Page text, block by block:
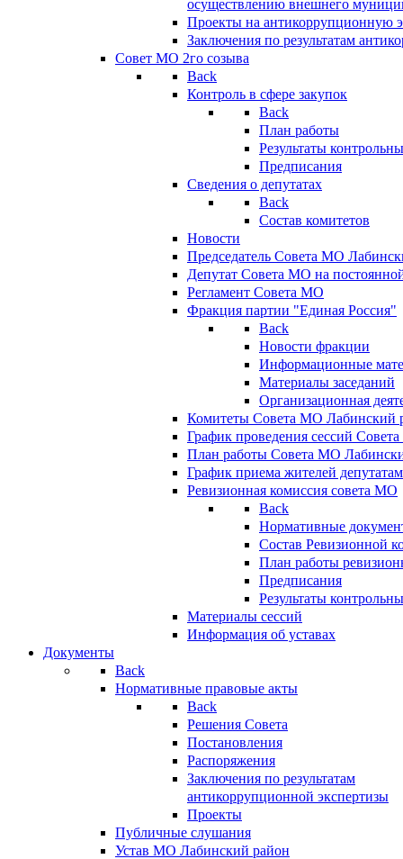
осуществлению внешнего
Проекты на антикоррупционную
Заключения по результатам
Совет МО 2го созыва
Back
Контроль в сфере закупок
Back
План работы
Результаты
Предписания
Сведения о депутатах
Back
Состав комитетов
Новости
Председатель Совета МО
Депутат Совета МО на
Регламент Совета МО
Фракция партии "Единая Россия"
Back
Новости фракции
Информационные
Материалы заседаний
Организационная
Комитеты Совета МО Лабинский
График проведения сессий
План работы Совета МО
График приема жителей
Ревизионная комиссия совета МО
Back
Нормативные
Состав Ревизионной
План работы
Предписания
Результаты
Материалы сессий
Информация об уставах
Документы
Back
Нормативные правовые акты
Back
Решения Совета
Постановления
Распоряжения
Заключения по результатам
антикоррупционной экспертизы
Проекты
Публичные слушания
Устав МО Лабинский район